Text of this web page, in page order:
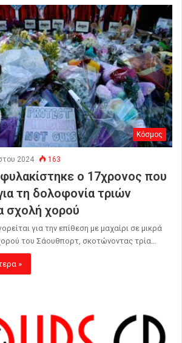
Κόσμος
2024 163
ο 17χρονος που
τη δολοφονία τριών
σχολή χορού
για την επίθεση με μαχαίρι σε μικρά
του Σάουθπορτ, σκοτώνοντας τρία…
»